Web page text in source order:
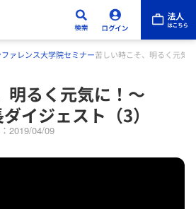
ァレンス大学院セミナー苦しい時こそ、明るく元気
明るく元気に！～
イジェスト（3）
2019/04/09